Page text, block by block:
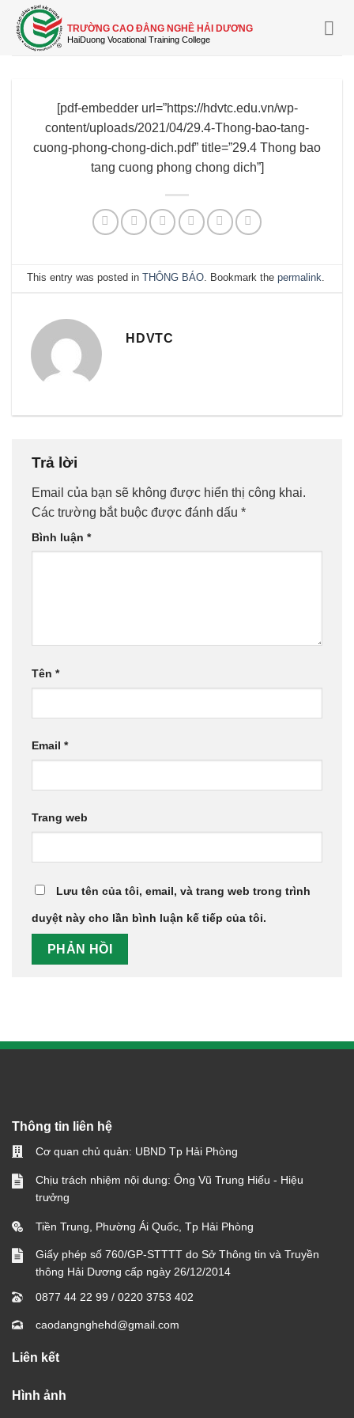
Skip
content
TRƯỜNG CAO ĐẲNG NGHỀ HẢI DƯƠNG
[pdf-embedder url=”https://hdvtc.edu.vn/wp-
content/uploads/2021/04/29.4-Thong-bao-tang-
cuong-phong-chong-dich.pdf” title=”29.4 Thong bao
tang cuong phong chong dich”]
This entry was posted inTHÔNG BÁO. Bookmark thepermalink.
HDVTC
Trả lời
Email của bạn sẽ không được hiển thị công khai.
Các trường bắt buộc được đánh dấu *
Bình luận *
Tên *
Email *
Trang web
Lưu tên của tôi, email, và trang web trong trình
duyệt này cho lần bình luận kế tiếp của tôi.
Thông tin liên hệ
Cơ quan chủ quản: UBND Tp Hải Phòng
Chịu trách nhiệm nội dung: Ông Vũ Trung Hiếu - Hiệu
trưởng
Tiền Trung, Phường Ái Quốc, Tp Hải Phòng
Giấy phép số 760/GP-STTTT do Sở Thông tin và Truyền
thông Hải Dương cấp ngày 26/12/2014
0877 44 22 99 / 0220 3753 402
caodangnghehd@gmail.com
Liên kết
Hình ảnh